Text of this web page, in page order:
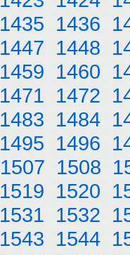
1435 1436
1447 1448
1459 1460
1471 1472
1483 1484
1495 1496
1507 1508
1519 1520
1531 1532
1543 1544